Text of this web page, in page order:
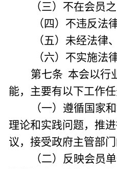
（三）不在会员
（四）不违反法
（五）未经法律
（六）不实施法
第七条 本会以行
能，主要有以下工作任
（一）遵循国家
理论和实践问题，推
议，接受政府主管部
（二）反映会员